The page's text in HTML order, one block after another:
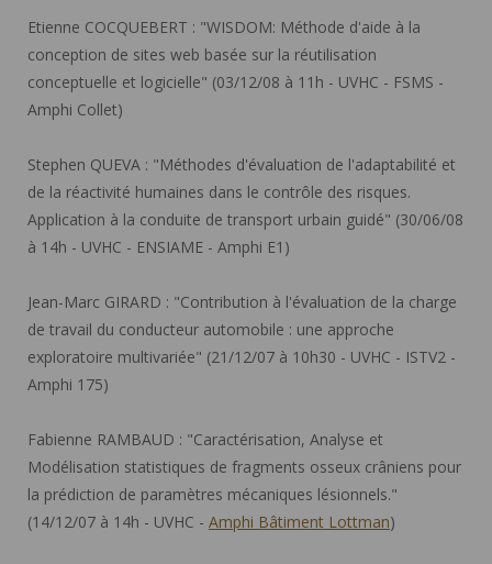
Etienne COCQUEBERT : "WISDOM: Méthode d'aide à la
conception de sites web basée sur la réutilisation
conceptuelle et logicielle" (03/12/08 à 11h - UVHC - FSMS -
Amphi Collet)
Stephen QUEVA : "Méthodes d'évaluation de l'adaptabilité et
de la réactivité humaines dans le contrôle des risques.
Application à la conduite de transport urbain guidé" (30/06/08
à 14h - UVHC - ENSIAME - Amphi E1)
Jean-Marc GIRARD : "Contribution à l'évaluation de la charge
de travail du conducteur automobile : une approche
exploratoire multivariée" (21/12/07 à 10h30 - UVHC - ISTV2 -
Amphi 175)
Fabienne RAMBAUD : "Caractérisation, Analyse et
Modélisation statistiques de fragments osseux crâniens pour
la prédiction de paramètres mécaniques lésionnels."
(14/12/07 à 14h - UVHC - Amphi Bâtiment Lottman)